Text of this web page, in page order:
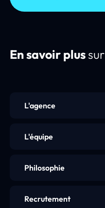
En savoir plussur
L'agence
L'équipe
Philosophie
Recrutement